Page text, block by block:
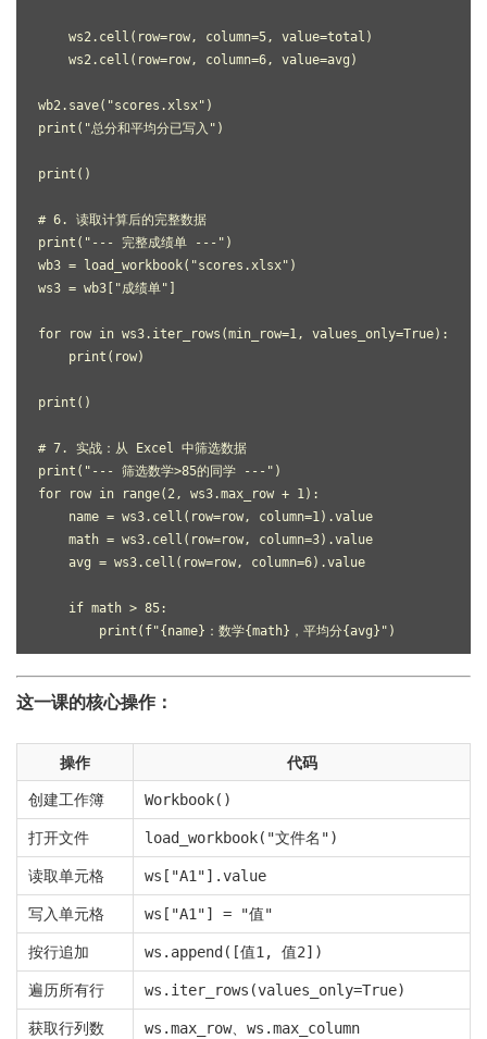
    ws2.cell(row=row, column=5, value=total)
    ws2.cell(row=row, column=6, value=avg)
wb2.save("scores.xlsx")
print("总分和平均分已写入")
print()
# 6. 读取计算后的完整数据
print("--- 完整成绩单 ---")
wb3 = load_workbook("scores.xlsx")
ws3 = wb3["成绩单"]
for row in ws3.iter_rows(min_row=1, values_only=True):
    print(row)
print()
# 7. 实战：从 Excel 中筛选数据
print("--- 筛选数学>85的同学 ---")
for row in range(2, ws3.max_row + 1):
    name = ws3.cell(row=row, column=1).value
    math = ws3.cell(row=row, column=3).value
    avg = ws3.cell(row=row, column=6).value
    if math > 85:
        print(f"{name}：数学{math}，平均分{avg}")
这一课的核心操作：
操作
代码
创建工作簿
Workbook()
打开文件 load_workbook("文件名")
读取单元格 ws["A1"].value
写入单元格 ws["A1"] = "值"
按行追加 ws.append([值1, 值2])
遍历所有行 ws.iter_rows(values_only=True)
获取行列数 ws.max_row、 ws.max_column